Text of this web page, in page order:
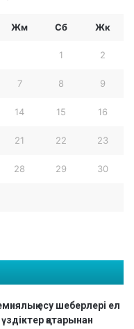
Жм Сб Жк
1 2
7 8 9
14 15 16
21 22 23
28 29 30
есу шеберлері ел
қатарынан